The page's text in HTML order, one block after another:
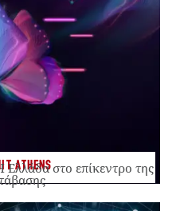
ATHENSστο επίκεντρο της